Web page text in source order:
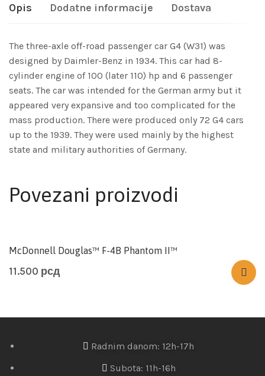
Opis Dodatne informacije Dostava
The three-axle off-road passenger car G4 (W31) was
designed by Daimler-Benz in 1934. This car had 8-
cylinder engine of 100 (later 110) hp and 6 passenger
seats. The car was intended for the German army but it
appeared very expansive and too complicated for the
mass production. There were produced only 72 G4 cars
up to the 1939. They were used mainly by the highest
state and military authorities of Germany.
Povezani proizvodi
McDonnell Douglas™ F-4B Phantom II™
11.500 рсд
Radnim danom: 12h-17h
Subota: 11h-16h